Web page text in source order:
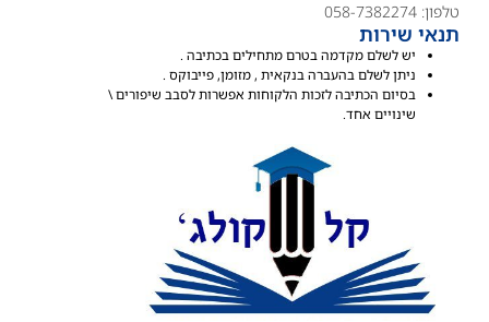
טלפון: 058-7382274
תנאי שירות
יש לשלם מקדמה בטרם מתחילים בכתיבה .
ניתן לשלם בהעברה בנקאית , מזומן, פייבוקס .
בסיום הכתיבה לזכות הלקוחות אפשרות לסבב שיפורים \
שינויים אחד.